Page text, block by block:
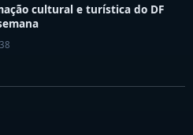
cultural e turística do DF